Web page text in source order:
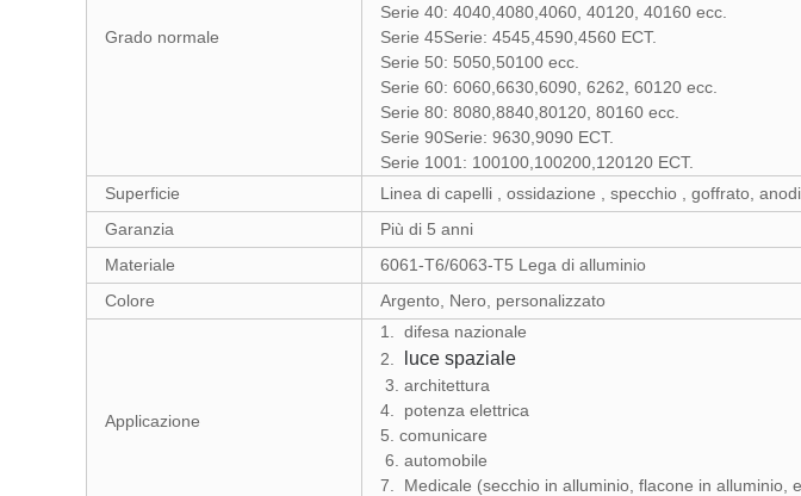
Grado normale
Serie 40: 4040,4080,4060, 40120, 40160 ecc.
Serie 45Serie: 4545,4590,4560 ECT.
Serie 50: 5050,50100 ecc.
Serie 60: 6060,6630,6090, 6262, 60120 ecc.
Serie 80: 8080,8840,80120, 80160 ecc.
Serie 90Serie: 9630,9090 ECT.
Serie 1001: 100100,100200,120120 ECT.
Superficie
Linea di capelli , ossidazione , specchio , goffrato,
Garanzia
Più di 5 anni
Materiale
6061-T6/6063-T5 Lega di alluminio
Colore
Argento, Nero, personalizzato
Applicazione
1.
difesa nazionale
2.
luce spaziale
3. architettura
4.
potenza elettrica
5. comunicare
6. automobile
7.
Medicale (secchio in alluminio, flacone in alluminio,